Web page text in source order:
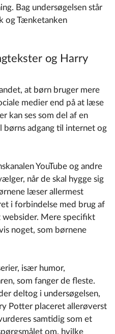
Bag undersøgelsen står
og Tænketanken
og Harry
at børn bruger mere
medier end på at læse
kan ses som del af en
adgang til internet og
YouTube og andre
når de skal hygge sig
læser allermest
i forbindelse med brug af
websider. Mere specifikt
noget, som børnene
især humor,
som fanger de fleste.
deltog i undersøgelsen,
Potter placeret allerøverst
samtidig som et
om, hvilke